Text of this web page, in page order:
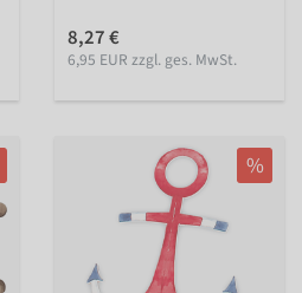
8,27 €
6,95 EUR zzgl. ges. MwSt.
%